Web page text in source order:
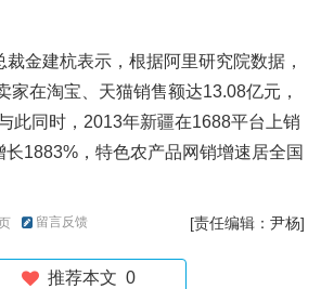
裁金建杭表示，根据阿里研究院数据，
家在淘宝、天猫销售额达13.08亿元，
此同时，2013年新疆在1688平台上销
1883%，特色农产品网销增速居全国
留言反馈 [责任编辑：尹杨]
推荐本文 0